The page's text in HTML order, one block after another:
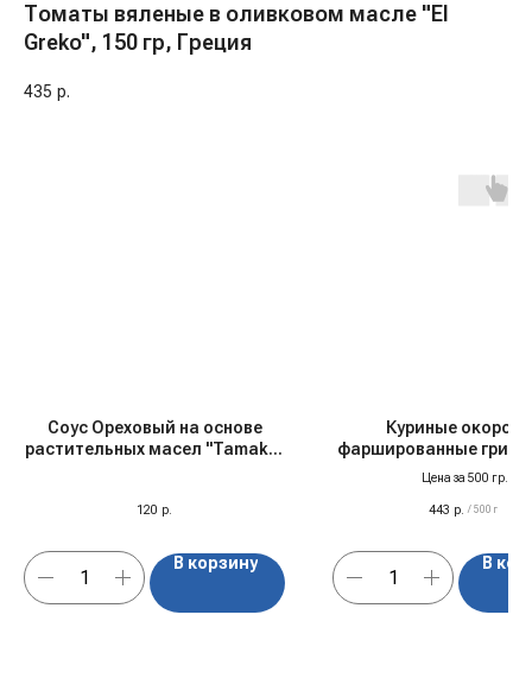
Томаты вяленые в оливковом масле "El
Greko", 150 гр, Греция
435 р.
Соус Ореховый на основе
растительных масел "Tamaki",
120 р.
В корзину
Куриные
фаршированные
Цена за 500 гр
443 р. / 500 г
В